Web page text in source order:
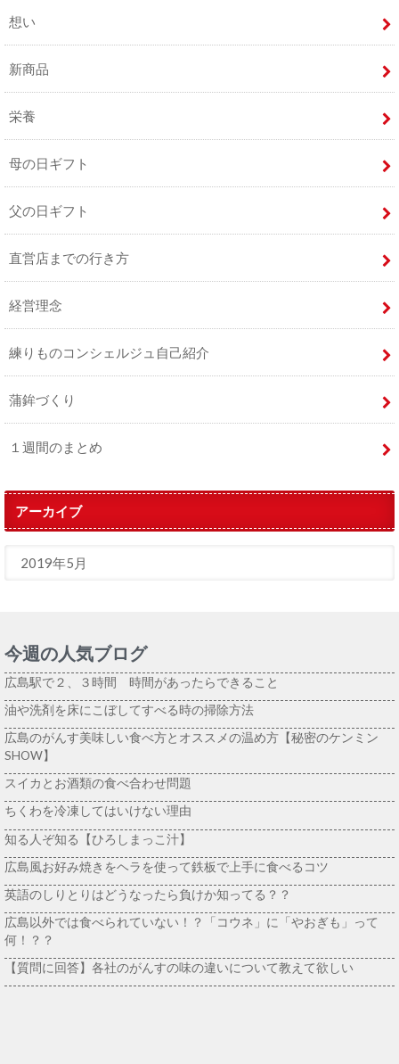
想い
新商品
栄養
母の日ギフト
父の日ギフト
直営店までの行き方
経営理念
練りものコンシェルジュ自己紹介
蒲鉾づくり
１週間のまとめ
アーカイブ
今週の人気ブログ
広島駅で２、３時間 時間があったらできること
油や洗剤を床にこぼしてすべる時の掃除方法
広島のがんす美味しい食べ方とオススメの温め方【秘密のケンミン
SHOW】
スイカとお酒類の食べ合わせ問題
ちくわを冷凍してはいけない理由
知る人ぞ知る【ひろしまっこ汁】
広島風お好み焼きをヘラを使って鉄板で上手に食べるコツ
英語のしりとりはどうなったら負けか知ってる？？
広島以外では食べられていない！？「コウネ」に「やおぎも」って
何！？？
【質問に回答】各社のがんすの味の違いについて教えて欲しい